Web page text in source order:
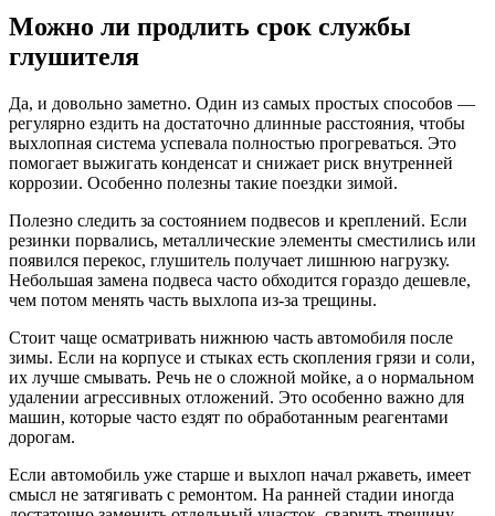
Можно ли продлить срок службы
глушителя
Да, и довольно заметно. Один из самых простых способов —
регулярно ездить на достаточно длинные расстояния, чтобы
выхлопная система успевала полностью прогреваться. Это
помогает выжигать конденсат и снижает риск внутренней
коррозии. Особенно полезны такие поездки зимой.
Полезно следить за состоянием подвесов и креплений. Если
резинки порвались, металлические элементы сместились или
появился перекос, глушитель получает лишнюю нагрузку.
Небольшая замена подвеса часто обходится гораздо дешевле,
чем потом менять часть выхлопа из-за трещины.
Стоит чаще осматривать нижнюю часть автомобиля после
зимы. Если на корпусе и стыках есть скопления грязи и соли,
их лучше смывать. Речь не о сложной мойке, а о нормальном
удалении агрессивных отложений. Это особенно важно для
машин, которые часто ездят по обработанным реагентами
дорогам.
Если автомобиль уже старше и выхлоп начал ржаветь, имеет
смысл не затягивать с ремонтом. На ранней стадии иногда